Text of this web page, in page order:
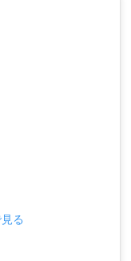
る